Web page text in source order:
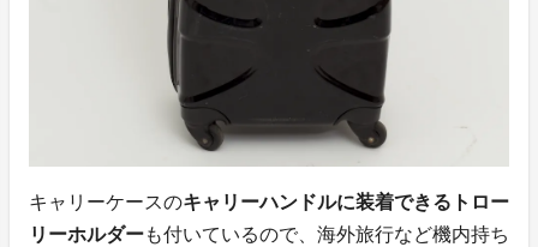
キャリーケースのキャリーハンドルに装着できるトロー
リーホルダーも付いているので、海外旅行など機内持ち